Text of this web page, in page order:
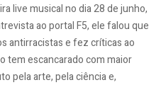
live musical no dia 28 de junho,
ao portal F5, ele falou que
antirracistas e fez críticas ao
tem escancarado com maior
pela arte, pela ciência e,